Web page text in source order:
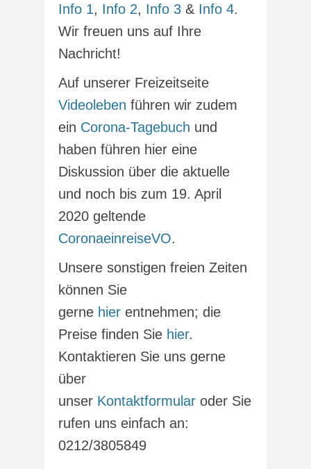
Info 1, Info 2, Info 3 & Info 4.
Wir freuen uns auf Ihre
Nachricht!
Auf unserer Freizeitseite
Videoleben führen wir zudem
ein Corona-Tagebuch und
haben führen hier eine
Diskussion über die aktuelle
und noch bis zum 19. April
2020 geltende
CoronaeinreiseVO.
Unsere sonstigen freien Zeiten
können Sie
gerne hier entnehmen; die
Preise finden Sie hier.
Kontaktieren Sie uns gerne
über
unser Kontaktformular oder Sie
rufen uns einfach an:
0212/3805849